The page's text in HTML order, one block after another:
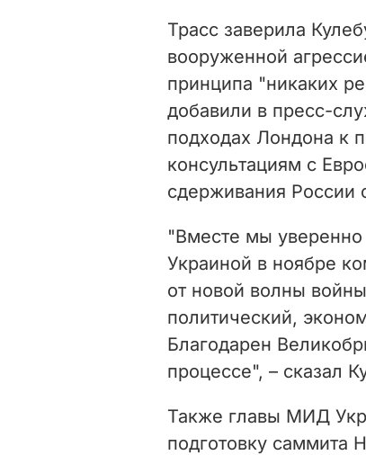
Трасс заверила
вооруженной
принципа "никаких
добавили в пресс-
подходах Лондона к
консультациям с
сдерживания России
"Вместе мы
Украиной в ноябре
от новой волны
политический,
Благодарен
процессе", – сказал
Также главы МИД
подготовку